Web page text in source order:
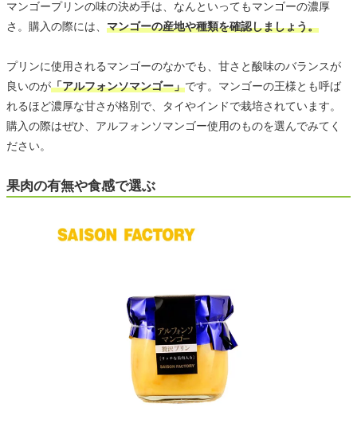
マンゴープリンの味の決め手は、なんといってもマンゴーの濃厚
さ。購入の際には、 マンゴーの産地や種類を確認しましょう。
プリンに使用されるマンゴーのなかでも、甘さと酸味のバランスが
良いのが「アルフォンソマンゴー」です。マンゴーの王様とも呼ば
れるほど濃厚な甘さが格別で、タイやインドで栽培されています。
購入の際はぜひ、アルフォンソマンゴー使用のものを選んでみてく
ださい。
果肉の有無や食感で選ぶ